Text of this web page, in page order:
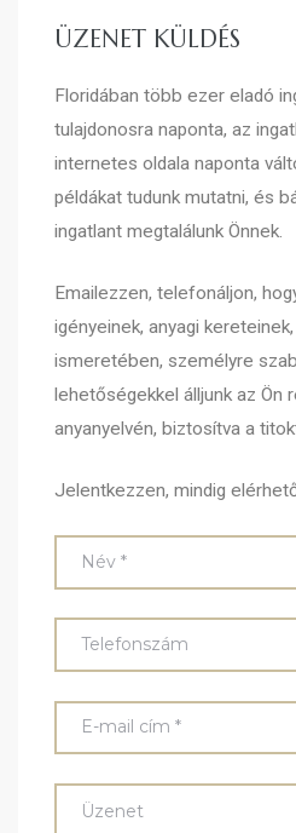
ÜZENET KÜLDÉS
Floridában több ezer eladó
tulajdonosra naponta, az
internetes oldala naponta
példákat tudunk mutatni, és
ingatlant megtalálunk Önnek.
Emailezzen, telefonáljon,
igényeinek, anyagi
ismeretében, személyre
lehetőségekkel álljunk az Ön
anyanyelvén, biztosítva a
Jelentkezzen, mindig